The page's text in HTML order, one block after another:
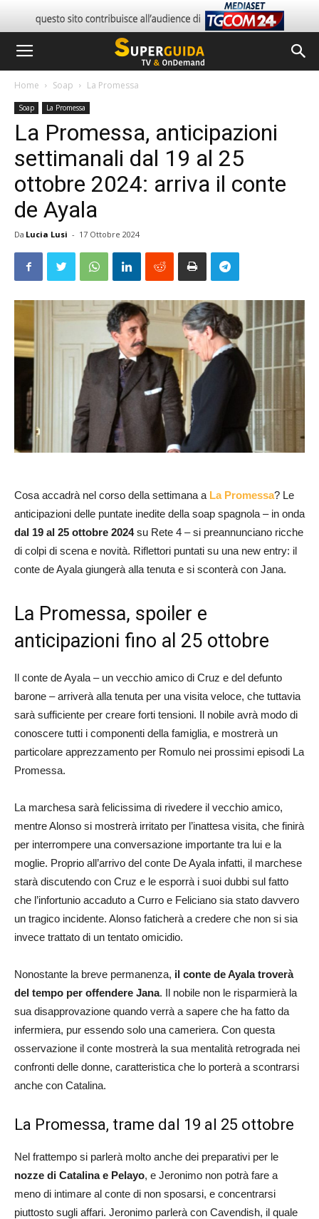
Home Soap La Promessa
Soap La Promessa
La Promessa, anticipazioni
settimanali dal 19 al 25
ottobre 2024: arriva il conte
de Ayala
Da Lucia Lusi - 17 Ottobre 2024
Cosa accadrà nel corso della settimana a La Promessa? Le
anticipazioni delle puntate inedite della soap spagnola – in onda
dal 19 al 25 ottobre 2024su Rete 4 – si preannunciano ricche
di colpi di scena e novità. Riflettori puntati su una new entry: il
conte de Ayala giungerà alla tenuta e si sconterà con Jana.
La Promessa, spoiler e
anticipazioni fino al 25 ottobre
Il conte de Ayala – un vecchio amico di Cruz e del defunto
barone – arriverà alla tenuta per una visita veloce, che tuttavia
sarà sufficiente per creare forti tensioni. Il nobile avrà modo di
conoscere tutti i componenti della famiglia, e mostrerà un
particolare apprezzamento per Romulo nei prossimi episodi La
Promessa.
La marchesa sarà felicissima di rivedere il vecchio amico,
mentre Alonso si mostrerà irritato per l’inattesa visita, che finirà
per interrompere una conversazione importante tra lui e la
moglie. Proprio all’arrivo del conte De Ayala infatti, il marchese
starà discutendo con Cruz e le esporrà i suoi dubbi sul fatto
che l’infortunio accaduto a Curro e Feliciano sia stato davvero
un tragico incidente. Alonso faticherà a credere che non si sia
invece trattato di un tentato omicidio.
Nonostante la breve permanenza, il conte de Ayala troverà
del tempo per offendere Jana. Il nobile non le risparmierà la
sua disapprovazione quando verrà a sapere che ha fatto da
infermiera, pur essendo solo una cameriera. Con questa
osservazione il conte mostrerà la sua mentalità retrograda nei
confronti delle donne, caratteristica che lo porterà a scontrarsi
anche con Catalina.
La Promessa, trame dal 19 al 25 ottobre
Nel frattempo si parlerà molto anche dei preparativi per le
nozze di Catalina e Pelayo, e Jeronimo non potrà fare a
meno di intimare al conte di non sposarsi, e concentrarsi
piuttosto sugli affari. Jeronimo parlerà con Cavendish, il quale